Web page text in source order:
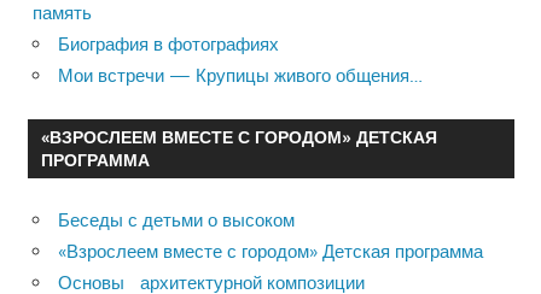
память
Биография в фотографиях
Мои встречи — Крупицы живого общения…
«ВЗРОСЛЕЕМ ВМЕСТЕ С ГОРОДОМ» ДЕТСКАЯ
ПРОГРАММА
Беседы с детьми о высоком
«Взрослеем вместе с городом» Детская программа
Основы архитектурной композиции